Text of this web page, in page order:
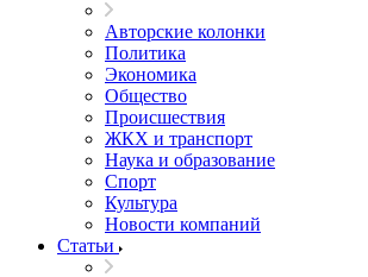
Авторские колонки
Политика
Экономика
Общество
Происшествия
ЖКХ и транспорт
Наука и образование
Спорт
Культура
Новости компаний
Статьи